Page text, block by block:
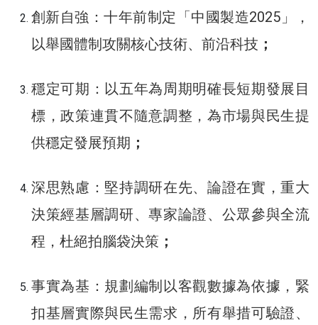
創新自強：十年前制定「中國製造2025」，
以舉國體制攻關核心技術、前沿科技 ；
穩定可期：以五年為周期明確長短期發展目
標，政策連貫不隨意調整，為市場與民生提
供穩定發展預期 ；
深思熟慮：堅持調研在先、論證在實，重大
決策經基層調研、專家論證、公眾參與全流
程，杜絕拍腦袋決策 ；
事實為基：規劃編制以客觀數據為依據，緊
扣基層實際與民生需求，所有舉措可驗證、